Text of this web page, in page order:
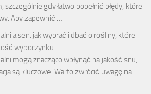
gdy łatwo popełnić błędy, które
Aby zapewnić …
a sen: jak wybrać i dbać o rośliny, które
wypoczynku
mogą znacząco wpłynąć na jakość snu,
są kluczowe. Warto zwrócić uwagę na